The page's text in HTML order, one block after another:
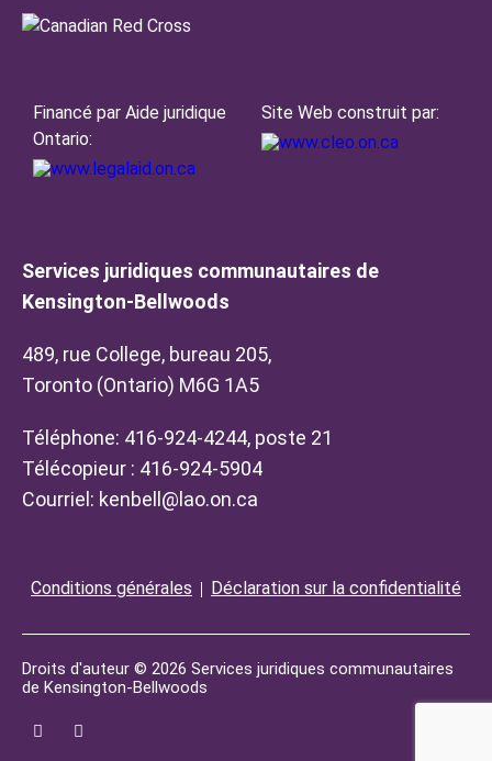
Financé par Aide juridique
Ontario:
Site Web construit par:
Services juridiques communautaires de
Kensington-Bellwoods
489, rue College, bureau 205,
Toronto (Ontario) M6G 1A5
Téléphone: 416-924-4244, poste 21
Télécopieur : 416-924-5904
Courriel: kenbell@lao.on.ca
Conditions générales Déclaration sur la confidentialité
Droits d'auteur © 2026 Services juridiques communautaires
de Kensington-Bellwoods